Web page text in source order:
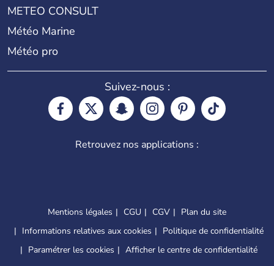
METEO CONSULT
Météo Marine
Météo pro
Suivez-nous :
Retrouvez nos applications :
Mentions légales CGU CGV
Plan du site
Informations relatives aux cookies
Politique de confidentialité
Paramétrer les cookies
Afficher le centre de confidentialité